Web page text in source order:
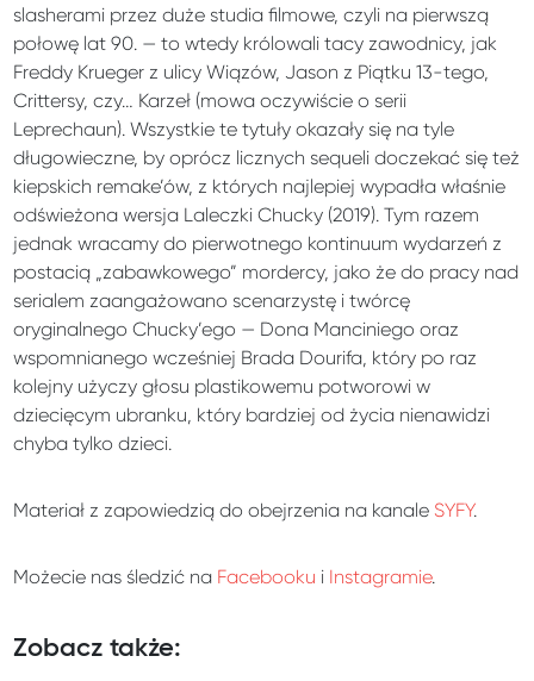
slasherami przez duże studia filmowe, czyli na pierwszą
połowę lat 90. — to wtedy królowali tacy zawodnicy, jak
Freddy Krueger z ulicy Wiązów, Jason z Piątku 13-tego,
Crittersy, czy… Karzeł (mowa oczywiście o serii
Leprechaun). Wszystkie te tytuły okazały się na tyle
długowieczne, by oprócz licznych sequeli doczekać się też
kiepskich remake’ów, z których najlepiej wypadła właśnie
odświeżona wersja Laleczki Chucky (2019). Tym razem
jednak wracamy do pierwotnego kontinuum wydarzeń z
postacią „zabawkowego” mordercy, jako że do pracy nad
serialem zaangażowano scenarzystę i twórcę
oryginalnego Chucky’ego — Dona Manciniego oraz
wspomnianego wcześniej Brada Dourifa, który po raz
kolejny użyczy głosu plastikowemu potworowi w
dziecięcym ubranku, który bardziej od życia nienawidzi
chyba tylko dzieci.
Materiał z zapowiedzią do obejrzenia na kanale SYFY.
Możecie nas śledzić na Facebooku i Instagramie.
Zobacz także: